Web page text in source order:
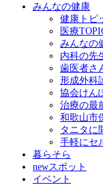
みんなの健康
健康トピ
医療
みんなの
内科の先
歯医者さ
形成外科
協会けん
治療の最
和歌山市
タニタに
手軽にセ
暮らそら
newスポット
イベント